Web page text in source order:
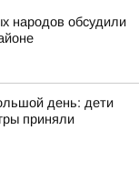
народов обсудили
день: дети
приняли